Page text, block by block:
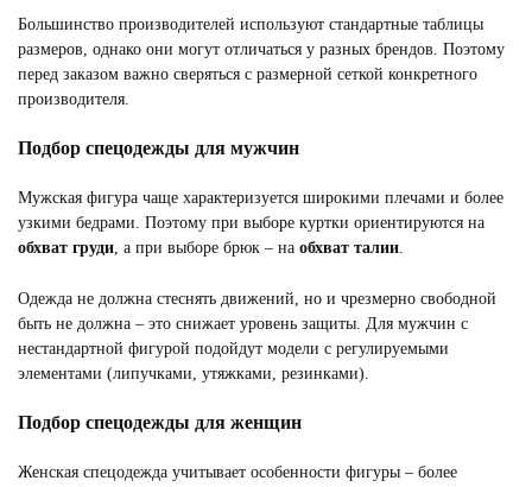
Большинство производителей используют стандартные таблицы
размеров, однако они могут отличаться у разных брендов. Поэтому
перед заказом важно сверяться с размерной сеткой конкретного
производителя.
Подбор спецодежды для мужчин
Мужская фигура чаще характеризуется широкими плечами и более
узкими бедрами. Поэтому при выборе куртки ориентируются на
обхват груди, а при выборе брюк – на обхват талии.
Одежда не должна стеснять движений, но и чрезмерно свободной
быть не должна – это снижает уровень защиты. Для мужчин с
нестандартной фигурой подойдут модели с регулируемыми
элементами (липучками, утяжками, резинками).
Подбор спецодежды для женщин
Женская спецодежда учитывает особенности фигуры – более